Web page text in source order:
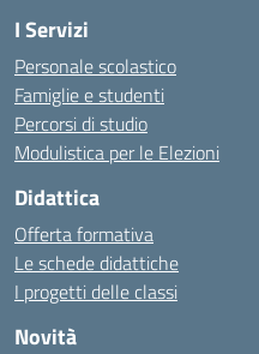
I Servizi
Personale scolastico
Famiglie e studenti
Percorsi di studio
Modulistica per le Elezioni
Didattica
Offerta formativa
Le schede didattiche
I progetti delle classi
Novità